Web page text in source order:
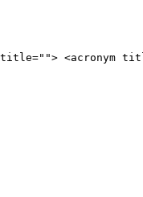
<acronym